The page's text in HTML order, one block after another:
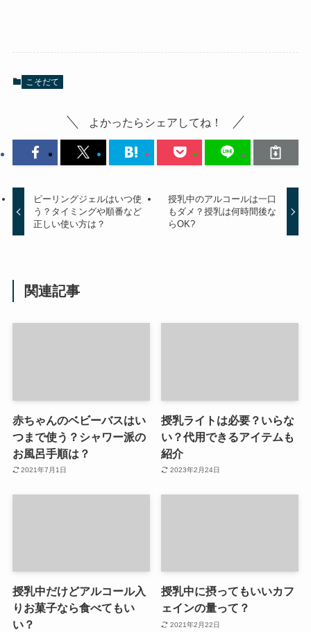
こそだて
よかったらシェアしてね！
ピーリングジェルはいつ使
う？タイミングや順番など
正しい使い方は？
授乳中のアルコールは一口
もダメ？授乳は何時間後な
らOK?
関連記事
赤ちゃんのベビーバスはい
つまで使う？シャワー派の
お風呂手順は？
2021年7月1日
授乳ライトは必要？いらな
い？代用できるアイテムも
紹介
2023年2月24日
授乳中だけどアルコール入
りお菓子なら食べてもい
い？
授乳中に摂ってもいいカフ
ェインの量って？
2021年2月22日